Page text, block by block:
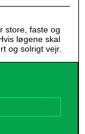
store, faste og
løgene skal
og solrigt vejr.